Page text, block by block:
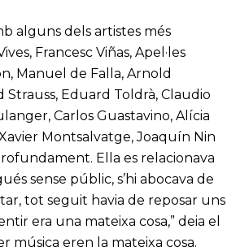
alguns dels artistes més
Francesc Viñas, Apel·les
Manuel de Falla, Arnold
Eduard Toldrà, Claudio
Carlos Guastavino, Alícia
Montsalvatge, Joaquín Nin
Ella es relacionava
sense públic, s’hi abocava de
tot seguit havia de reposar uns
era una mateixa cosa,” deia el
música eren la mateixa cosa.